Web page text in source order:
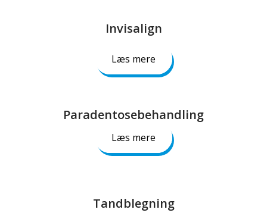
Invisalign​
Læs mere
Paradentosebehandling​
Læs mere
Tandblegning​